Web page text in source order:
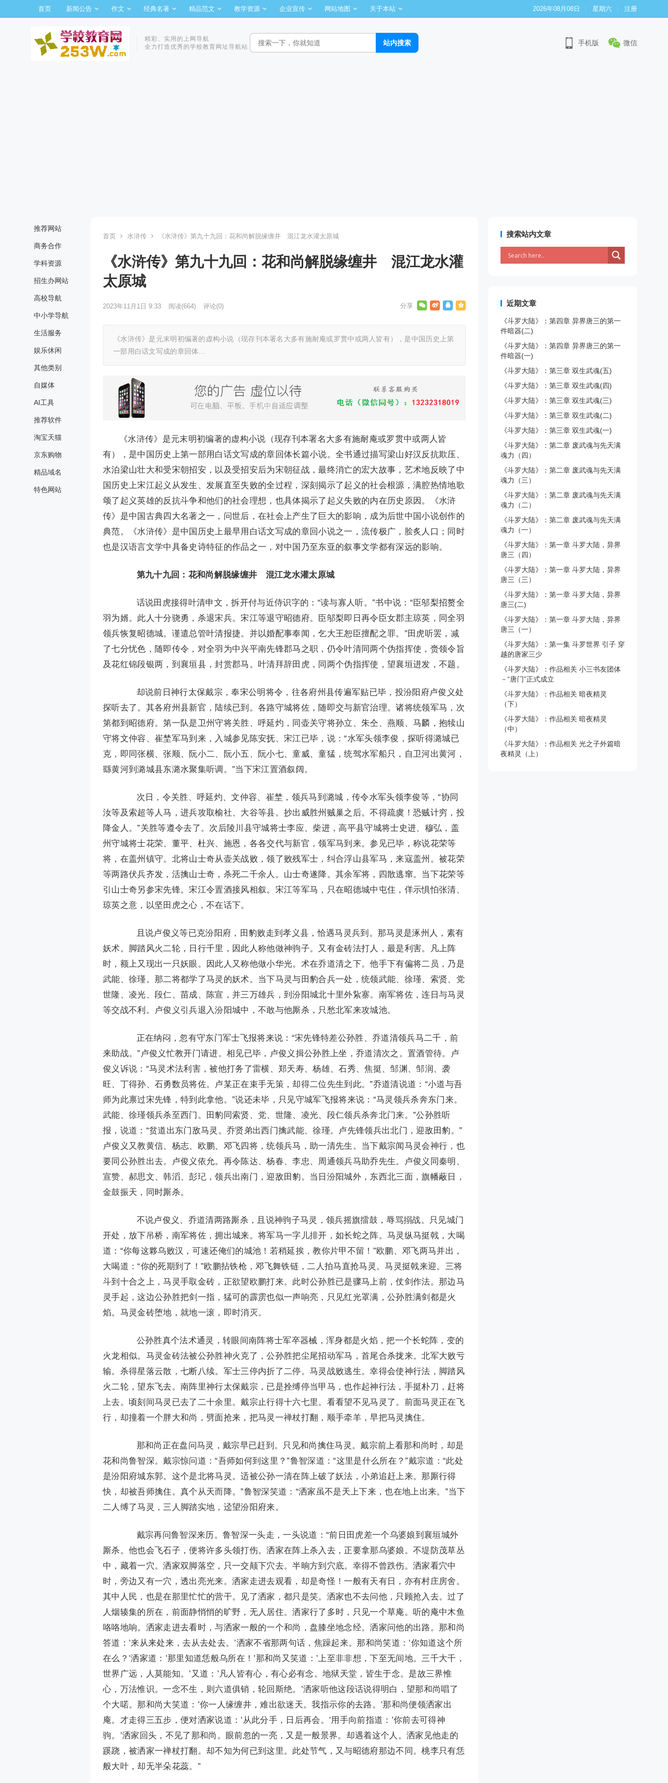
首页 新闻公告 作文 经典名著 精品范文 教学资源 企业宣传 网站地图 关于本站 2026年08月08日 星期六 注册
精彩、实用的上网导航
全力打造优秀的学校教育网址导航站
手机版 微信
推荐网站
商务合作
学科资源
招生办网站
高校导航
中小学导航
生活服务
娱乐休闲
其他类别
自媒体
AI工具
推荐软件
淘宝天猫
京东购物
精品域名
特色网站
首页 水浒传 《水浒传》第九十九回：花和尚解脱缘缠井 混江龙水灌太原城
《水浒传》第九十九回：花和尚解脱缘缠井 混江龙水灌
太原城
2023年11月1日 9:33 阅读(664) 评论(0)
《水浒传》是元末明初编著的虚构小说（现存刊本署名大多有施耐庵或罗贯中或两人皆有），是中国历史上第
一部用白话文写成的章回体…
《水浒传》是元末明初编著的虚构小说（现存刊本署名大多有施耐庵或罗贯中或两人皆
有），是中国历史上第一部用白话文写成的章回体长篇小说。全书通过描写梁山好汉反抗欺压、
水泊梁山壮大和受宋朝招安，以及受招安后为宋朝征战，最终消亡的宏大故事，艺术地反映了中
国历史上宋江起义从发生、发展直至失败的全过程，深刻揭示了起义的社会根源，满腔热情地歌
颂了起义英雄的反抗斗争和他们的社会理想，也具体揭示了起义失败的内在历史原因。《水浒
传》是中国古典四大名著之一，问世后，在社会上产生了巨大的影响，成为后世中国小说创作的
典范。《水浒传》是中国历史上最早用白话文写成的章回小说之一，流传极广，脍炙人口；同时
也是汉语言文学中具备史诗特征的作品之一，对中国乃至东亚的叙事文学都有深远的影响。
第九十九回：花和尚解脱缘缠井 混江龙水灌太原城
话说田虎接得叶清申文，拆开付与近侍识字的：“读与寡人听。”书中说：“臣邬梨招赘全
羽为婿。此人十分骁勇，杀退宋兵。宋江等退守昭德府。臣邬梨即日再令臣女郡主琼英，同全羽
领兵恢复昭德城。谨遣总管叶清报捷。并以婚配事奉闻，乞大王恕臣擅配之罪。”田虎听罢，减
了七分忧色，随即传令，对全羽为中兴平南先锋郡马之职，仍令叶清同两个伪指挥使，赍领令旨
及花红锦段银两，到襄垣县，封赏郡马。叶清拜辞田虎，同两个伪指挥使，望襄垣进发，不题。
却说前日神行太保戴宗，奉宋公明将令，往各府州县传遍军贴已毕，投汾阳府卢俊义处
探听去了。其各府州县新官，陆续已到。各路守城将佐，随即交与新官治理。诸将统领军马，次
第都到昭德府。第一队是卫州守将关胜、呼延灼，同壶关守将孙立、朱仝、燕顺、马麟，抱犊山
守将文仲容、崔埜军马到来，入城参见陈安抚、宋江已毕，说：“水军头领李俊，探听得潞城已
克，即同张横、张顺、阮小二、阮小五、阮小七、童威、童猛，统驾水军船只，自卫河出黄河，
繇黄河到潞城县东潞水聚集听调。”当下宋江置酒叙阔。
次日，令关胜、呼延灼、文仲容、崔埜，领兵马到潞城，传令水军头领李俊等，“协同
汝等及索超等人马，进兵攻取榆社、大谷等县。抄出威胜州贼巢之后。不得疏虞！恐贼计穷，投
降金人。”关胜等遵令去了。次后陵川县守城将士李应、柴进，高平县守城将士史进、穆弘，盖
州守城将士花荣、董平、杜兴、施恩，各各交代与新官，领军马到来。参见已毕，称说花荣等
将，在盖州镇守。北将山士奇从壶关战败，领了败残军士，纠合浮山县军马，来寇盖州。被花荣
等两路伏兵齐发，活擒山士奇，杀死二千余人。山士奇遂降。其余军将，四散逃窜。当下花荣等
引山士奇另参宋先锋。宋江令置酒接风相叙。宋江等军马，只在昭德城中屯住，佯示惧怕张清、
琼英之意，以坚田虎之心，不在话下。
且说卢俊义等已克汾阳府，田豹败走到孝义县，恰遇马灵兵到。那马灵是涿州人，素有
妖术。脚踏风火二轮，日行千里，因此人称他做神驹子。又有金砖法打人，最是利害。凡上阵
时，额上又现出一只妖眼。因此人又称他做小华光。术在乔道清之下。他手下有偏将二员，乃是
武能、徐瑾。那二将都学了马灵的妖术。当下马灵与田豹合兵一处，统领武能、徐瑾、索贤、党
世隆、凌光、段仁、苗成、陈宣，并三万雄兵，到汾阳城北十里外紥寨。南军将佐，连日与马灵
等交战不利。卢俊义引兵退入汾阳城中，不敢与他厮杀，只愁北军来攻城池。
正在纳闷，忽有守东门军士飞报将来说：“宋先锋特差公孙胜、乔道清领兵马二千，前
来助战。”卢俊义忙教开门请进。相见已毕，卢俊义揖公孙胜上坐，乔道清次之。置酒管待。卢
俊义诉说：“马灵术法利害，被他打务了雷横、郑天寿、杨雄、石秀、焦挺、邹渊、邹润、袭
旺、丁得孙、石勇数员将佐。卢某正在束手无策，却得二位先生到此。”乔道清说道：“小道与吾
师为此禀过宋先锋，特到此拿他。”说还未毕，只见守城军飞报将来说：“马灵领兵杀奔东门来。
武能、徐瑾领兵杀至西门。田豹同索贤、党、世隆、凌光、段仁领兵杀奔北门来。”公孙胜听
报，说道：“贫道出东门敌马灵。乔贤弟出西门擒武能、徐瑾。卢先锋领兵出北门，迎敌田豹。”
卢俊义又教黄信、杨志、欧鹏、邓飞四将，统领兵马，助一清先生。当下戴宗闻马灵会神行，也
要同公孙胜出去。卢俊义依允。再令陈达、杨春、李忠、周通领兵马助乔先生。卢俊义同秦明、
宣赞、郝思文、韩滔、彭玘，领兵出南门，迎敌田豹。当日汾阳城外，东西北三面，旗幡蔽日，
金鼓振天，同时厮杀。
不说卢俊义、乔道清两路厮杀，且说神驹子马灵，领兵摇旗擂鼓，辱骂搦战。只见城门
开处，放下吊桥，南军将佐，拥出城来。将军马一字儿排开，如长蛇之阵。马灵纵马挺戟，大喝
道：“你每这夥乌败汉，可速还俺们的城池！若稍延挨，教你片甲不留！”欧鹏、邓飞两马并出，
大喝道：“你的死期到了！”欧鹏拈铁枪，邓飞舞铁链，二人拍马直抢马灵。马灵挺戟来迎。三将
斗到十合之上，马灵手取金砖，正欲望欧鹏打来。此时公孙胜已是骤马上前，仗剑作法。那边马
灵手起，这边公孙胜把剑一指，猛可的霹雳也似一声响亮，只见红光罩满，公孙胜满剑都是火
焰。马灵金砖堕地，就地一滚，即时消灭。
公孙胜真个法术通灵，转眼间南阵将士军卒器械，浑身都是火焰，把一个长蛇阵，变的
火龙相似。马灵金砖法被公孙胜神火克了，公孙胜把尘尾招动军马，首尾合杀拢来。北军大败亏
输。杀得星落云散，七断八续。军士三停内折了二停。马灵战败逃生。幸得会使神行法，脚踏风
火二轮，望东飞去。南阵里神行太保戴宗，已是拴缚停当甲马，也作起神行法，手挺朴刀，赶将
上去。顷刻间马灵已去了二十余里。戴宗止行得十六七里。看看望不见马灵了。前面马灵正在飞
行，却撞着一个胖大和尚，劈面抢来，把马灵一禅杖打翻，顺手牵羊，早把马灵擒住。
那和尚正在盘问马灵，戴宗早已赶到。只见和尚擒住马灵。戴宗前上看那和尚时，却是
花和尚鲁智深。戴宗惊问道：“吾师如何到这里？”鲁智深道：“这里是什么所在？”戴宗道：“此处
是汾阳府城东郭。这个是北将马灵。适被公孙一清在阵上破了妖法，小弟追赶上来。那厮行得
快，却被吾师擒住。真个从天而降。”鲁智深笑道：“洒家虽不是天上下来，也在地上出来。”当下
二人缚了马灵，三人脚踏实地，迳望汾阳府来。
戴宗再问鲁智深来历。鲁智深一头走，一头说道：“前日田虎差一个乌婆娘到襄垣城外
厮杀。他也会飞石子，便将许多头领打伤。洒家在阵上杀入去，正要拿那乌婆娘。不堤防茂草丛
中，藏着一穴。洒家双脚落空，只一交颠下穴去。半晌方到穴底。幸得不曾跌伤。洒家看穴中
时，旁边又有一穴，透出亮光来。洒家走进去观看，却是奇怪！一般有天有日，亦有村庄房舍。
其中人民，也是在那里忙忙的营干。见了洒家，都只是笑。洒家也不去问他，只顾抢入去。过了
人烟辏集的所在，前面静悄悄的旷野，无人居住。洒家行了多时，只见一个草庵。听的庵中木鱼
咯咯地响。洒家走进去看时，与洒家一般的一个和尚，盘膝坐地念经。洒家问他的出路。那和尚
答道：’来从来处来，去从去处去。’洒家不省那两句话，焦躁起来。那和尚笑道：’你知道这个所
在么？’洒家道：’那里知道恁般乌所在！’那和尚又笑道：’上至非非想，下至无间地。三千大千，
世界广远，人莫能知。’又道：’凡人皆有心，有心必有念。地狱天堂，皆生于念。是故三界惟
心，万法惟识。一念不生，则六道俱销，轮回斯绝。’洒家听他这段话说得明白，望那和尚唱了
个大喏。那和尚大笑道：’你一人缘缠井，难出欲迷天。我指示你的去路。’那和尚便领洒家出
庵。才走得三五步，便对洒家说道：’从此分手，日后再会。’用手向前指道：’你前去可得神
驹。’洒家回头，不见了那和尚。眼前忽的一亮，又是一般景界。却遇着这个人。洒家见他走的
蹊跷，被洒家一禅杖打翻。却不知为何已到这里。此处节气，又与昭德府那边不同。桃李只有恁
般大叶，却无半朵花蕊。”
搜索站内文章
近期文章
《斗罗大陆》：第四章 异界唐三的第一
件暗器(二)
《斗罗大陆》：第四章 异界唐三的第一
件暗器(一)
《斗罗大陆》：第三章 双生武魂(五)
《斗罗大陆》：第三章 双生武魂(四)
《斗罗大陆》：第三章 双生武魂(三)
《斗罗大陆》：第三章 双生武魂(二)
《斗罗大陆》：第三章 双生武魂(一)
《斗罗大陆》：第二章 废武魂与先天满
魂力（四）
《斗罗大陆》：第二章 废武魂与先天满
魂力（三）
《斗罗大陆》：第二章 废武魂与先天满
魂力（二）
《斗罗大陆》：第二章 废武魂与先天满
魂力（一）
《斗罗大陆》：第一章 斗罗大陆，异界
唐三（四）
《斗罗大陆》：第一章 斗罗大陆，异界
唐三（三）
《斗罗大陆》：第一章 斗罗大陆，异界
唐三(二)
《斗罗大陆》：第一章 斗罗大陆，异界
唐三（一）
《斗罗大陆》：第一集 斗罗世界 引子 穿
越的唐家三少
《斗罗大陆》：作品相关 小三书友团体
－“唐门”正式成立
《斗罗大陆》：作品相关 暗夜精灵
（下）
《斗罗大陆》：作品相关 暗夜精灵
（中）
《斗罗大陆》：作品相关 光之子外篇暗
夜精灵（上）